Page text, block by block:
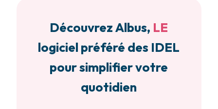
Découvrez Albus, LE
logiciel préféré des IDEL
pour simplifier votre
quotidien